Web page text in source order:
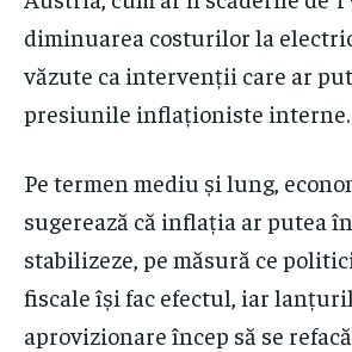
diminuarea costurilor la
văzute ca intervenții care ar
presiunile inflaționiste interne.
Pe termen mediu și lung,
sugerează că inflația ar putea
stabilizeze, pe măsură ce
fiscale își fac efectul, iar
aprovizionare încep să se